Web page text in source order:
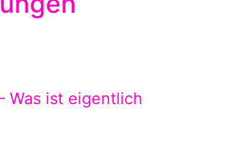
Was ist eigentlich